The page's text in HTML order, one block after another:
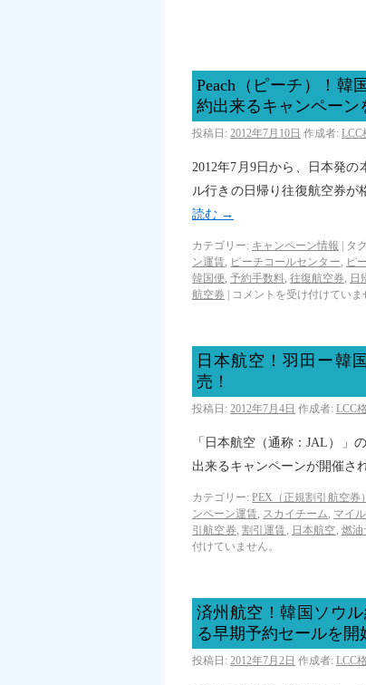
Peach（ピーチ）！韓
約出来るキャンペーン
投稿日: 2012年7月10日 作成者: LCC
2012年7月9日から、日本発の
ル行きの日帰り往復航空券が
読む →
カテゴリー: キャンペーン情報 タ
ン運賃, ピーチコールセンター, ピ
韓国便, 予約手数料, 往復航空券, 日
航空券
コメントを受け付けていま
日本航空！羽田ー韓
売！
投稿日: 2012年7月4日 作成者: LCC
「日本航空（通称：JAL）」
出来るキャンペーンが開催さ
カテゴリー: PEX（正規割引航空券）
ンペーン運賃, スカイチーム, マイル
引航空券, 割引運賃, 日本航空, 燃油
付けていません。
済州航空！韓国ソウ
る早期予約セールを開
投稿日: 2012年7月2日 作成者: LCC